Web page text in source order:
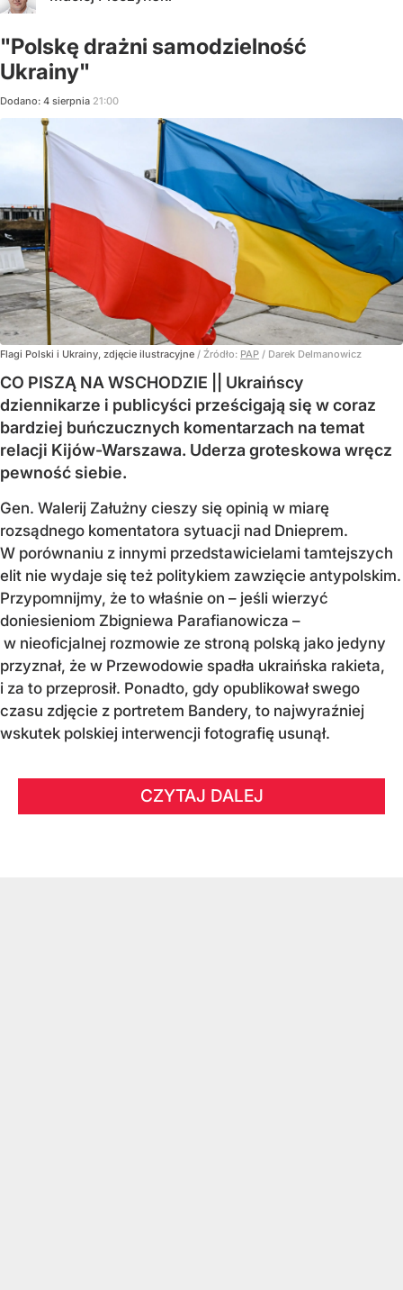
"Polskę drażni samodzielność
Ukrainy"
Dodano: 4 sierpnia 21:00
Flagi Polski i Ukrainy, zdjęcie ilustracyjne / Źródło: PAP / Darek Delmanowicz
CO PISZĄ NA WSCHODZIE || Ukraińscy
dziennikarze i publicyści prześcigają się w coraz
bardziej buńczucznych komentarzach na temat
relacji Kijów-Warszawa. Uderza groteskowa wręcz
pewność siebie.
Gen. Walerij Załużny cieszy się opinią w miarę
rozsądnego komentatora sytuacji nad Dnieprem.
W porównaniu z innymi przedstawicielami tamtejszych
elit nie wydaje się też politykiem zawzięcie antypolskim.
Przypomnijmy, że to właśnie on – jeśli wierzyć
doniesieniom Zbigniewa Parafianowicza –
w nieoficjalnej rozmowie ze stroną polską jako jedyny
przyznał, że w Przewodowie spadła ukraińska rakieta,
i za to przeprosił. Ponadto, gdy opublikował swego
czasu zdjęcie z portretem Bandery, to najwyraźniej
wskutek polskiej interwencji fotografię usunął.
CZYTAJ DALEJ